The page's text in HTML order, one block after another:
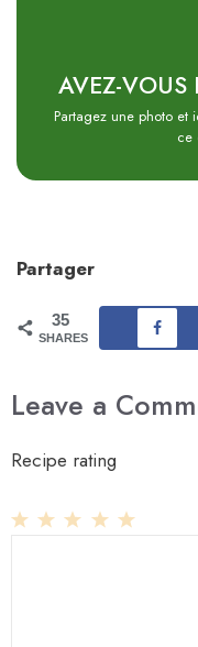
AVEZ-VOUS
Partagez une photo et
ce
Partager
35
SHARES
Leave a
Recipe rating